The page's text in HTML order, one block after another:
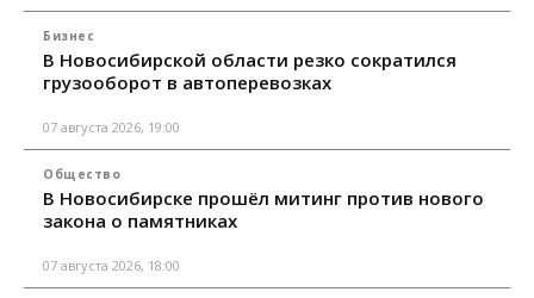
Бизнес
В Новосибирской области резко сократился
грузооборот в автоперевозках
07 августа 2026, 19:00
Общество
В Новосибирске прошёл митинг против нового
закона о памятниках
07 августа 2026, 18:00